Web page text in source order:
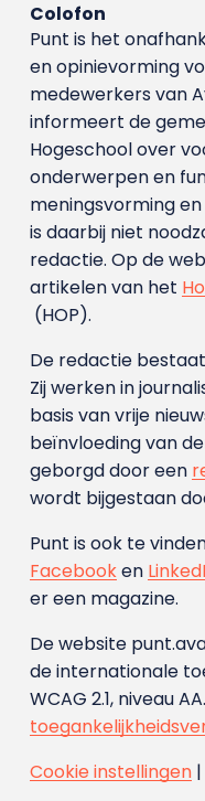
Colofon
Punt is het
en opinievorming
medewerkers van
informeert de
Hogeschool over
onderwerpen en
meningsvorming
is daarbij niet
redactie. Op de
artikelen van het
(HOP).
De redactie
Zij werken in
basis van vrije
beïnvloeding van
geborgd door een
wordt bijgestaan
Punt is ook te
Facebooken
er een magazine.
De website
de internationale
WCAG 2.1, niveau
Cookie instellingen|